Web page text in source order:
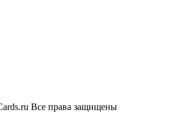
Все права защищены